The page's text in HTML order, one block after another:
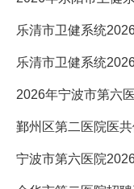
鄞州区第二医院医
宁波市第六医院